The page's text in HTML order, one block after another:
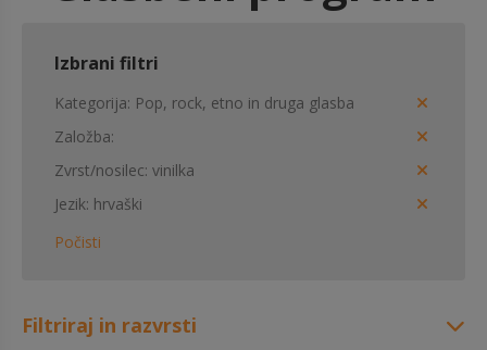
Izbrani filtri
Kategorija Pop, rock, etno in druga glasba
Založba
Zvrst/nosilec vinilka
Jezik hrvaški
Počisti
Filtriraj in razvrsti